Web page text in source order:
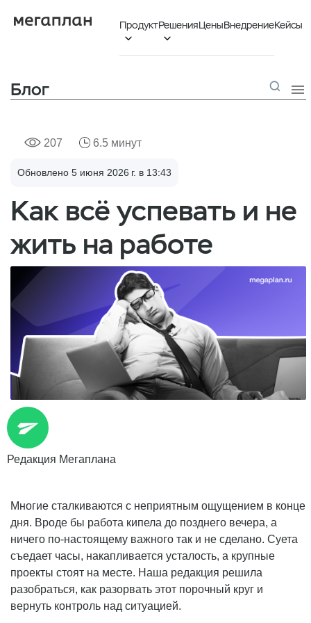
Продукт

Решения

ЦеныВнедрениеКейсы
Блог 
207 6.5 минут
Обновлено 5 июня 2026 г. в 13:43
Как всё успевать и не
жить на работе
Многие сталкиваются с неприятным ощущением в конце
дня. Вроде бы работа кипела до позднего вечера, а
ничего по-настоящему важного так и не сделано. Суета
съедает часы, накапливается усталость, а крупные
проекты стоят на месте. Наша редакция решила
разобраться, как разорвать этот порочный круг и
вернуть контроль над ситуацией.
Редакция Мегаплана